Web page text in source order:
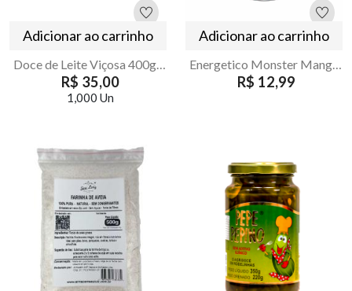
Adicionar ao carrinho
R$ 35,00
1,000 Un
Adicionar ao carrinho
R$ 12,99